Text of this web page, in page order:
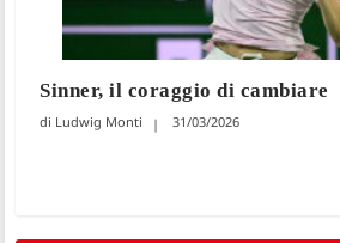
Sinner, il coraggio di cambiare
Ludwig Monti 31/03/2026